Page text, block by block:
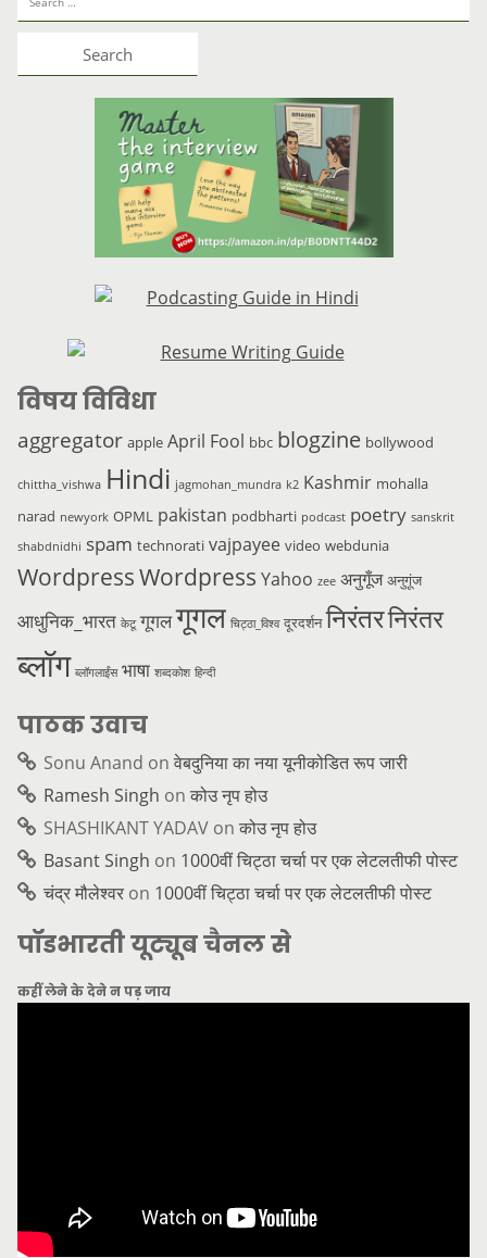
विषय विविधा
aggregator apple April Fool bbc blogzine bollywood
chittha_vishwa Hindi jagmohan_mundra k2 Kashmir mohalla
narad newyork OPML pakistan podbharti podcast poetry sanskrit
shabdnidhi spam technorati vajpayee video webdunia
WordpressWordpress Yahoo zee अनुगूँज अनुगूंज
आधुनिक_भारत केटू गूगलगूगल चिट्ठा_विश्व दूरदर्शन निरंतरनिरंतर
ब्लॉग ब्लॉगलाईंस भाषा शब्दकोश हिन्दी
पाठक उवाच
Sonu Anand on वेबदुनिया का नया यूनीकोडित रूप जारी
Ramesh Singh on कोउ नृप होउ
SHASHIKANT YADAV on कोउ नृप होउ
Basant Singh on 1000वीं चिट्ठा चर्चा पर एक लेटलतीफी पोस्ट
चंद्र मौलेश्वर on 1000वीं चिट्ठा चर्चा पर एक लेटलतीफी पोस्ट
पॉडभारती यूट्यूब चैनल से
कहीं लेने के देने न पड़ जाय